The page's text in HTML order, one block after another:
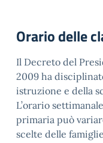
Orario delle
Il Decreto del
2009 ha
istruzione e della
L’orario
primaria può
scelte delle